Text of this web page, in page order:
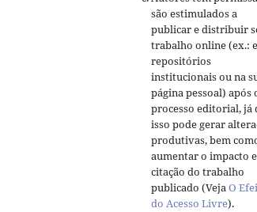
são estimulados a
publicar e distribuir
trabalho online (ex.:
repositórios
institucionais ou na
página pessoal) após
processo editorial, já
isso pode gerar
produtivas, bem
aumentar o impacto
citação do trabalho
publicado (VejaO
do Acesso Livre).